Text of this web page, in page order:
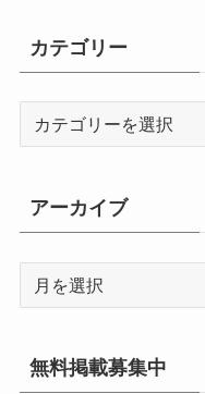
カテゴリー
ー
アーカイブ
イ
ブ
無料掲載募集中